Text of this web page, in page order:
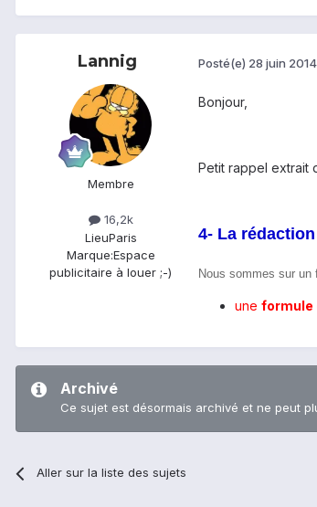
Lannig
Membre
16,2k
LieuParis
Marque:Espace
publicitaire à louer ;-)
Posté(e) 28 juin 2014
Bonjour,
Petit rappel extrait
4- La
Nous sommes sur un
une formule
Archivé
Ce sujet est désormais archivé et ne peut
Aller sur la liste des sujets